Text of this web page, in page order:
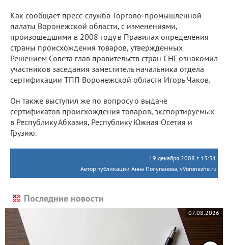
Как сообщает пресс-служба Торгово-промышленной
палаты Воронежской области, с изменениями,
произошедшими в 2008 году в Правилах определения
страны происхождения товаров, утвержденных
Решением Совета глав правительств стран СНГ ознакомил
участников заседания заместитель начальника отдела
сертификации ТПП Воронежской области Игорь Чаков.
Он также выступил же по вопросу о выдаче
сертификатов происхождения товаров, экспортируемых
в Республику Абхазия, Республику Южная Осетия и
Грузию.
19 декабря 2008 г. 15:31
Автор публикации Анна Полупанова, vVoronezhe.ru
Последние новости
07.08.2026